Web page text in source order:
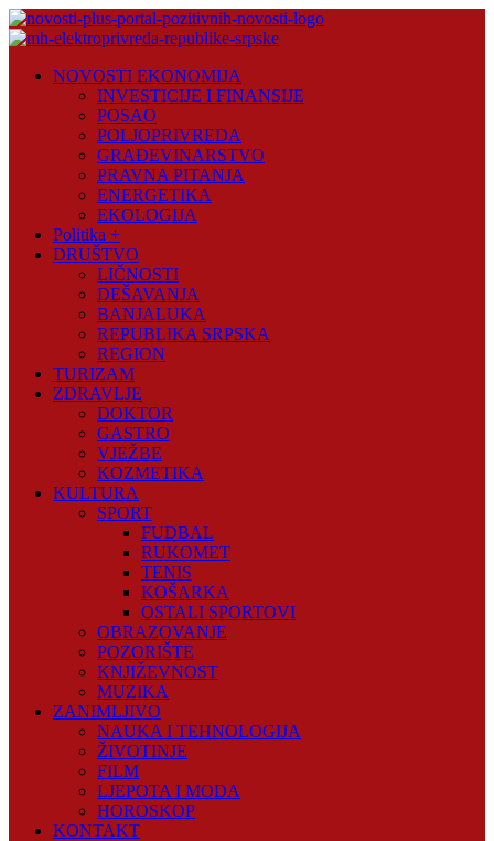
Skip
to
Plus
NOVOSTI EKONOMIJA
INVESTICIJE I FINANSIJE
POSAO
POLJOPRIVREDA
GRAĐEVINARSTVO
PRAVNA PITANJA
ENERGETIKA
EKOLOGIJA
Politika +
DRUŠTVO
LIČNOSTI
DEŠAVANJA
BANJALUKA
REPUBLIKA SRPSKA
REGION
TURIZAM
ZDRAVLJE
DOKTOR
GASTRO
VJEŽBE
KOZMETIKA
KULTURA
SPORT
FUDBAL
RUKOMET
TENIS
KOŠARKA
OSTALI SPORTOVI
OBRAZOVANJE
POZORIŠTE
KNJIŽEVNOST
MUZIKA
ZANIMLJIVO
NAUKA I TEHNOLOGIJA
ŽIVOTINJE
FILM
LJEPOTA I MODA
HOROSKOP
KONTAKT